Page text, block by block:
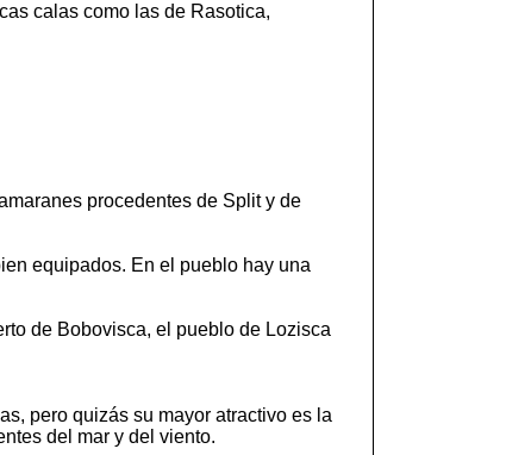
calas como las de Rasotica,
procedentes de Split y de
equipados. En el pueblo hay una
de Bobovisca, el pueblo de Lozisca
pero quizás su mayor atractivo es la
del mar y del viento.